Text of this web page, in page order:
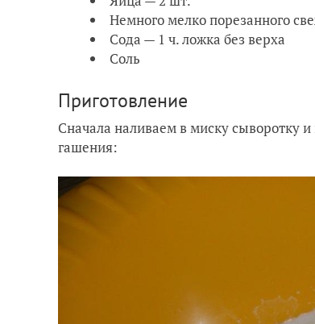
Немного мелко порезанного
Сода — 1 ч. ложка без верха
Соль
Приготовление
Сначала наливаем в миску сыворотку
гашения: